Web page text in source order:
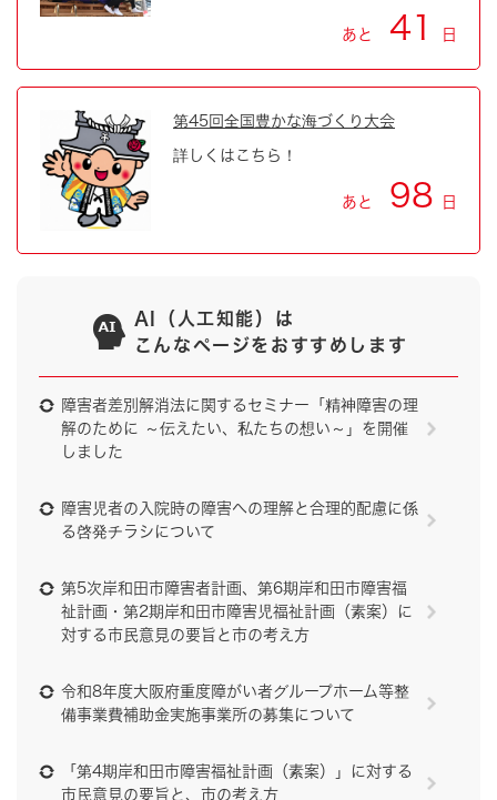
あと 41 日
第45回全国豊かな海づくり大会
詳しくはこちら！
あと 98 日
AI（人工知能）は
こんなページをおすすめします
障害者差別解消法に関するセミナー「精神障害の理
解のために ～伝えたい、私たちの想い～」を開催
しました
障害児者の入院時の障害への理解と合理的配慮に係
る啓発チラシについて
第5次岸和田市障害者計画、第6期岸和田市障害福
祉計画・第2期岸和田市障害児福祉計画（素案）に
対する市民意見の要旨と市の考え方
令和8年度大阪府重度障がい者グループホーム等整
備事業費補助金実施事業所の募集について
「第4期岸和田市障害福祉計画（素案）」に対する
市民意見の要旨と、市の考え方